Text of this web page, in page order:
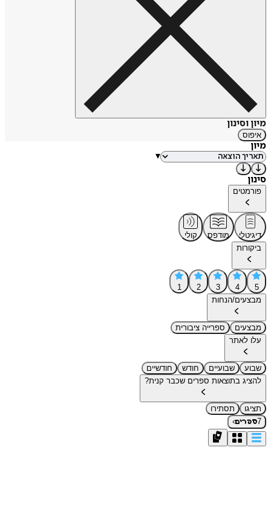
מיון וסינון
איפוס
מיון
▾
סינון
פורמטים
דיגיטלי מודפס
קולי
ביקורות
5
4
3
2
1
מבצעים/הנחות
מבצעים
ספרייה ציבורית
עלו לאתר
שבוע שבועיים חודש
חודשיים
להציג בתוצאות ספרים שכבר קנית?
תציגו
תסתירו
7ספרים›